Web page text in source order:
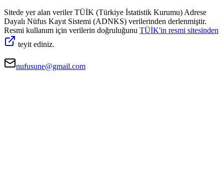
Sitede yer alan veriler TÜİK (Türkiye İstatistik Kurumu) Adrese
Dayalı Nüfus Kayıt Sistemi (ADNKS) verilerinden derlenmiştir.
Resmi kullanım için verilerin doğruluğunu TÜİK'in resmi sitesinden
teyit ediniz.
nufusune@gmail.com